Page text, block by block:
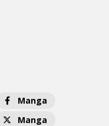
Manga
Manga